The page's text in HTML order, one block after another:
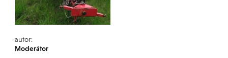
autor:
Moderátor